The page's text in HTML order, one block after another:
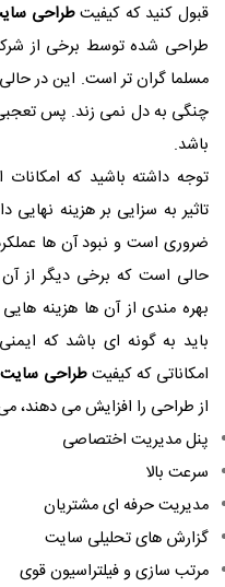
قبول کنید که کیفیتطراحی
طراحی شده توسط برخی از
مسلما گران تر است. این در
چنگی به دل نمی زند. پس تعجبی
باشد.
توجه داشته باشید که
تاثیر به سزایی بر هزینه نهایی
ضروری است و نبود آن ها
حالی است که برخی دیگر
بهره مندی از آن ها هزینه
باید به گونه ای باشد که
امکاناتی که کیفیتطراحی سایت
از طراحی را افزایش می دهند،
پنل مدیریت اختصاصی
سرعت بالا
مدیریت حرفه ای مشتریان
گزارش های تحلیلی سایت
مرتب سازی و فیلتراسیون قوی